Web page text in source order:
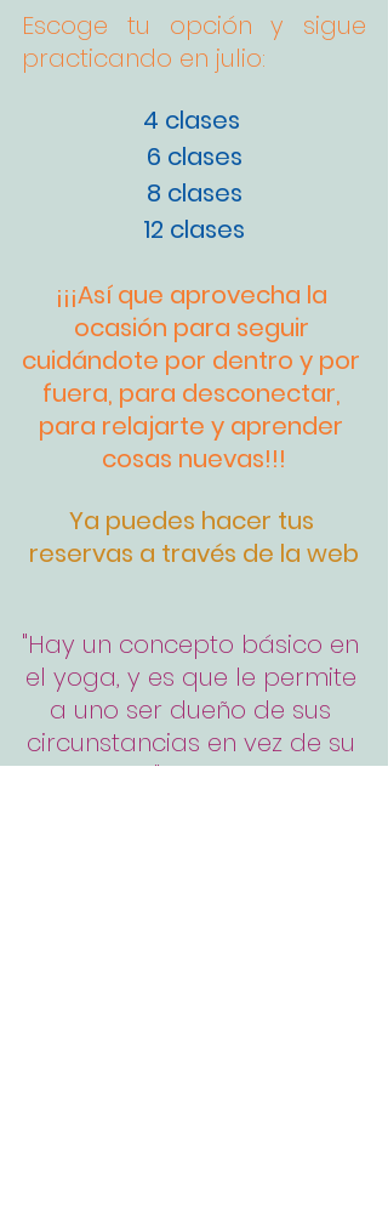
Escoge tu opción y sigue
practicando en julio:
4 clases
6 clases
8 clases
12 clases
¡¡¡Así que aprovecha la
ocasión para seguir
cuidándote por dentro y por
fuera, para desconectar,
para relajarte y aprender
cosas nuevas!!!
Ya puedes hacer tus
reservas a través de la web
"Hay un concepto básico en
el yoga, y es que le permite
a uno ser dueño de sus
circunstancias en vez de su
esclavo" B.K.S  IYENGAR